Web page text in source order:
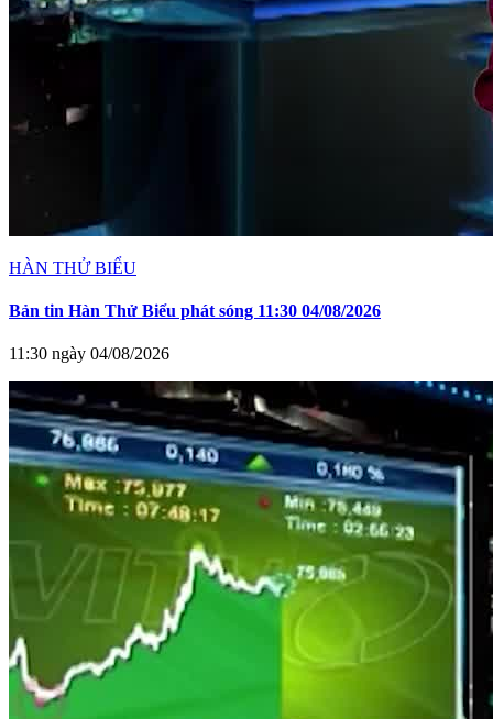
HÀN THỬ BIỂU
Bản tin Hàn Thử Biểu phát sóng 11:30 04/08/2026
11:30 ngày 04/08/2026